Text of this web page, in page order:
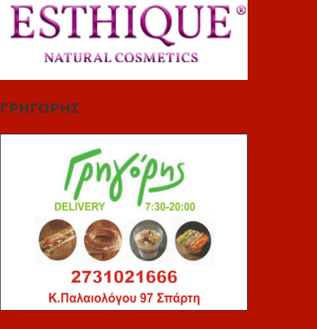
ΓΡΗΓΟΡΗΣ